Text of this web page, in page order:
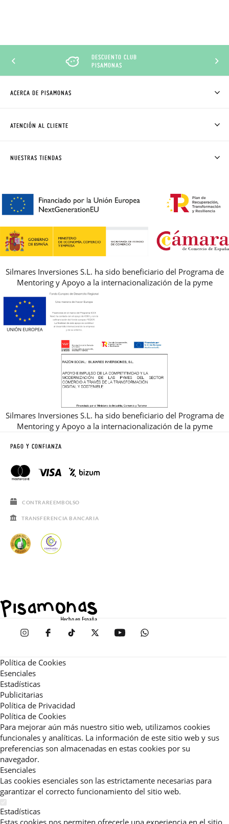
DESCUENTO CLUB
PISAMONAS
ACERCA DE PISAMONAS
CÓMO COMPRAR
AVISO LEGAL, PRIVACIDAD Y COOKIES
REBAJAS
ATENCIÓN AL CLIENTE
PREGUNTAS FRECUENTES
NUESTRAS TIENDAS
Silmares Inversiones S.L. ha sido beneficiario del Programa de
Mentoring y Apoyo a la internacionalización de la pyme
Silmares Inversiones S.L. ha sido beneficiario del Programa de
Mentoring y Apoyo a la internacionalización de la pyme
PAGO Y CONFIANZA
CONTRAREEMBOLSO
TRANSFERENCIA BANCARIA
Política de Cookies
Esenciales
Estadísticas
Publicitarias
Política de Privacidad
Política de Cookies
Para mejorar aún más nuestro sitio web, utilizamos cookies
funcionales y analíticas. La información de este sitio web y sus
preferencias son almacenadas en estas cookies por su
navegador.
Esenciales
Las cookies esenciales son las estrictamente necesarias para
garantizar el correcto funcionamiento del sitio web.
Estadísticas
Estas cookies nos permiten ofrecerle una experiencia en el sitio